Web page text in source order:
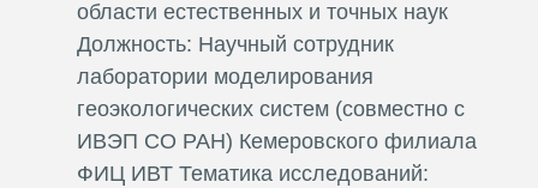
области естественных и точных наук
Должность: Научный сотрудник
лаборатории моделирования
геоэкологических систем (совместно с
ИВЭП СО РАН) Кемеровского филиала
ФИЦ ИВТ Тематика исследований: